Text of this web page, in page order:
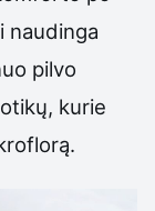
naudinga
pilvo
kurie